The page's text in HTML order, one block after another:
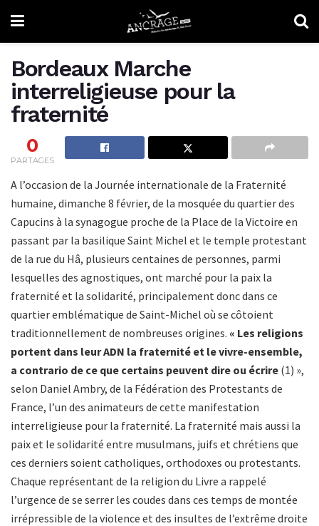
Bordeaux Marche
interreligieuse pour la
fraternité
0
PARTAGES
A l’occasion de la Journée internationale de la Fraternité
humaine, dimanche 8 février, de la mosquée du quartier des
Capucins à la synagogue proche de la Place de la Victoire en
passant par la basilique Saint Michel et le temple protestant
de la rue du Hâ, plusieurs centaines de personnes, parmi
lesquelles des agnostiques, ont marché pour la paix la
fraternité et la solidarité, principalement donc dans ce
quartier emblématique de Saint-Michel où se côtoient
traditionnellement de nombreuses origines. « Les religions
portent dans leur ADN la fraternité et le vivre-ensemble,
a contrario de ce que certains peuvent dire ou écrire (1) »,
selon Daniel Ambry, de la Fédération des Protestants de
France, l’un des animateurs de cette manifestation
interreligieuse pour la fraternité. La fraternité mais aussi la
paix et le solidarité entre musulmans, juifs et chrétiens que
ces derniers soient catholiques, orthodoxes ou protestants.
Chaque représentant de la religion du Livre a rappelé
l’urgence de se serrer les coudes dans ces temps de montée
irrépressible de la violence et des insultes de l’extrême droite